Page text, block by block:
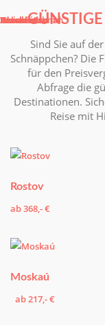
Sind Sie auf
Schnäppchen? Die
für den
Abfrage die
Destinationen.
Reise mit
Russland
Rostov
ab 368,- €
Russland
Moskaú
ab 217,- €
Ukraine
Usbekistan
Kasachstan
Weissrussland
Aserbaidschan
Kasachstan